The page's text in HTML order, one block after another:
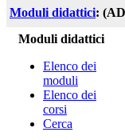
Moduli didattici:
Moduli didattici
Elenco dei
moduli
Elenco dei
corsi
Cerca